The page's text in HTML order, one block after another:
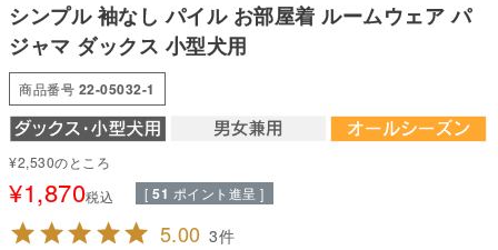
皮膚保護・舐め対策のケアウエアとしてもご使用いただけます。
動きやすく、締めつけのない着用感を保つために伸縮性にこだわった素材を
選んでいます。パイルがある事で、保温性や吸湿性が増し、パイル特有の優
しい触り心地と適度な伸縮性で、お部屋着使いや、日常使い、パジャマ、お
出かけ、お泊り、介護用など幅広くご利用いただけます。
●部分使い/40スパンテレコ(綿95％・ポリウレタン5%)
●日本製：MADE IN JAPAN
●伸縮性(5段階)：3
●厚さ(5段階)：3
シンプル 袖なし パイル お部屋着 ルームウェア パ
ジャマ ダックス 小型犬用
商品番号 22-05032-1
¥2,530のところ
¥1,870税込 [ 51 ポイント進呈 ]
5.00 3